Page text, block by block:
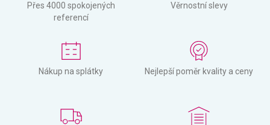
Přes 4000 spokojených
referencí
Věrnostní slevy
Nákup na splátky Nejlepší poměr kvality a ceny